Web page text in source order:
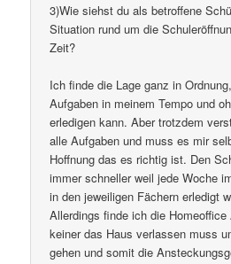
3)Wie siehst du als betroffene
Situation rund um die
Zeit?
Ich finde die Lage ganz in
Aufgaben in meinem Tempo und
erledigen kann. Aber trotzdem
alle Aufgaben und muss es mir
Hoffnung das es richtig ist. Den
immer schneller weil jede Woche
in den jeweiligen Fächern erledigt
Allerdings finde ich die
keiner das Haus verlassen muss
gehen und somit die